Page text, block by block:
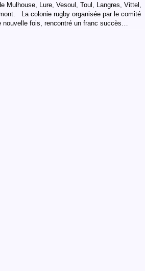
Mulhouse, Lure, Vesoul, Toul, Langres, Vittel,
La colonie rugby organisée par le comité
nouvelle fois, rencontré un franc succès…